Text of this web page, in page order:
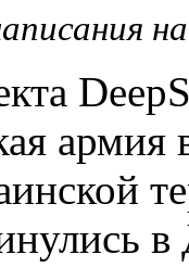
армия